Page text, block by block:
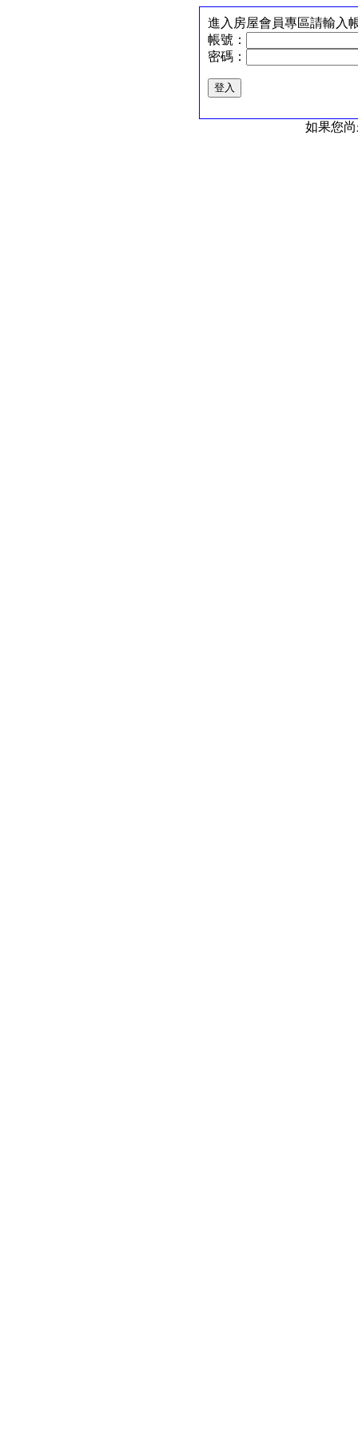
進入房屋會員專區請輸入
帳號：
密碼：
如果您